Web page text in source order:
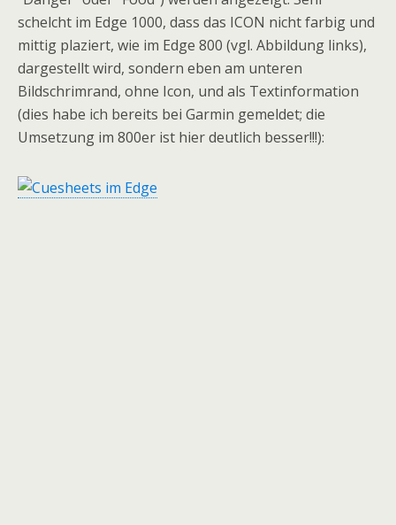
schelcht im Edge 1000, dass das ICON nicht farbig und
mittig plaziert, wie im Edge 800 (vgl. Abbildung links),
dargestellt wird, sondern eben am unteren
Bildschrimrand, ohne Icon, und als Textinformation
(dies habe ich bereits bei Garmin gemeldet; die
Umsetzung im 800er ist hier deutlich besser!!!):